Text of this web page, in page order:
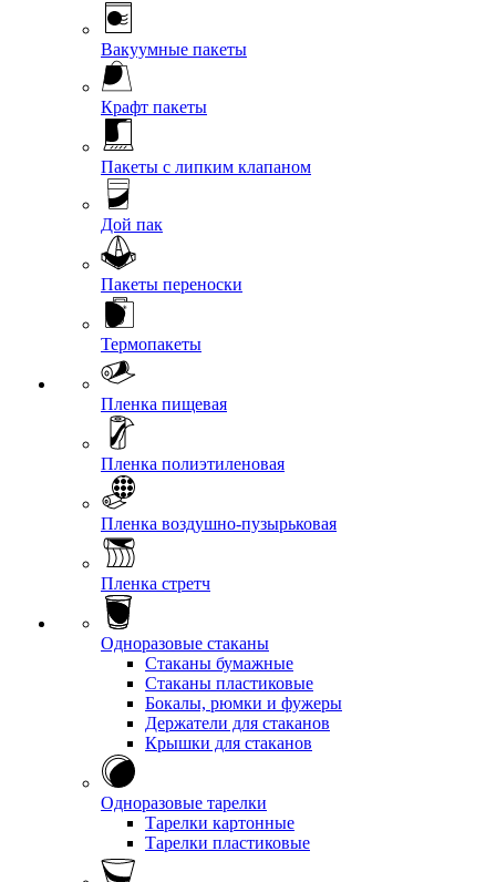
Вакуумные пакеты
Крафт пакеты
Пакеты с липким клапаном
Дой пак
Пакеты переноски
Термопакеты
Пленка пищевая
Пленка полиэтиленовая
Пленка воздушно-пузырьковая
Пленка стретч
Одноразовые стаканы
Стаканы бумажные
Стаканы пластиковые
Бокалы, рюмки и фужеры
Держатели для стаканов
Крышки для стаканов
Одноразовые тарелки
Тарелки картонные
Тарелки пластиковые